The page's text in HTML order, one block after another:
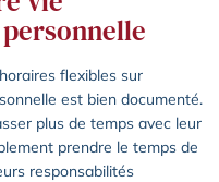
flexibles sur
est bien documenté.
plus de temps avec leur
prendre le temps de
responsabilités